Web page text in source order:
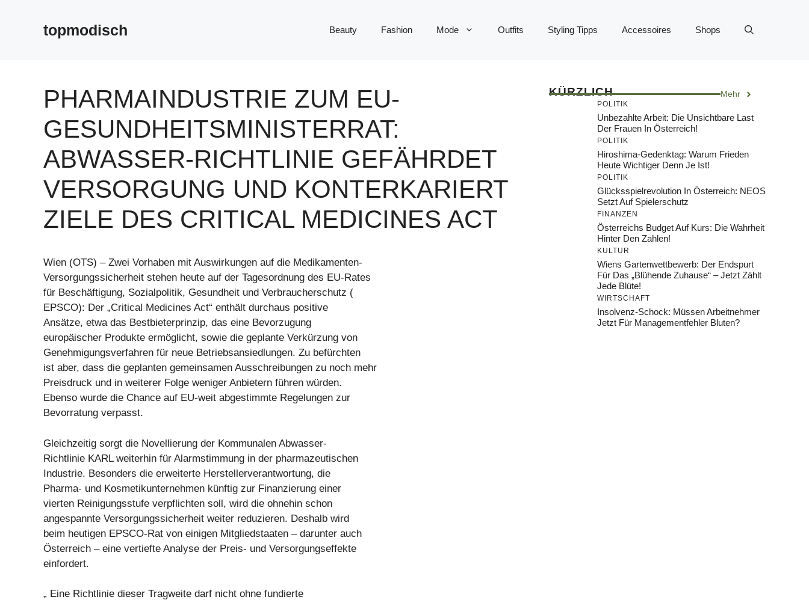
topmodisch Beauty Fashion Mode Outfits Styling Tipps Accessoires Shops
PHARMAINDUSTRIE ZUM EU-
GESUNDHEITSMINISTERRAT:
ABWASSER-RICHTLINIE GEFÄHRDET
VERSORGUNG UND KONTERKARIERT
ZIELE DES CRITICAL MEDICINES ACT
Wien (OTS) – Zwei Vorhaben mit Auswirkungen auf die Medikamenten-
Versorgungssicherheit stehen heute auf der Tagesordnung des EU-Rates
für Beschäftigung, Sozialpolitik, Gesundheit und Verbraucherschutz (
EPSCO): Der „Critical Medicines Act“ enthält durchaus positive
Ansätze, etwa das Bestbieterprinzip, das eine Bevorzugung
europäischer Produkte ermöglicht, sowie die geplante Verkürzung von
Genehmigungsverfahren für neue Betriebsansiedlungen. Zu befürchten
ist aber, dass die geplanten gemeinsamen Ausschreibungen zu noch mehr
Preisdruck und in weiterer Folge weniger Anbietern führen würden.
Ebenso wurde die Chance auf EU-weit abgestimmte Regelungen zur
Bevorratung verpasst.
Gleichzeitig sorgt die Novellierung der Kommunalen Abwasser-
Richtlinie KARL weiterhin für Alarmstimmung in der pharmazeutischen
Industrie. Besonders die erweiterte Herstellerverantwortung, die
Pharma- und Kosmetikunternehmen künftig zur Finanzierung einer
vierten Reinigungsstufe verpflichten soll, wird die ohnehin schon
angespannte Versorgungssicherheit weiter reduzieren. Deshalb wird
beim heutigen EPSCO-Rat von einigen Mitgliedstaaten – darunter auch
Österreich – eine vertiefte Analyse der Preis- und Versorgungseffekte
einfordert.
„ Eine Richtlinie dieser Tragweite darf nicht ohne fundierte
KÜRZLICH Mehr
POLITIK
Unbezahlte Arbeit: Die Unsichtbare Last
Der Frauen In Österreich!
POLITIK
Hiroshima-Gedenktag: Warum Frieden
Heute Wichtiger Denn Je Ist!
POLITIK
Glücksspielrevolution In Österreich: NEOS
Setzt Auf Spielerschutz
FINANZEN
Österreichs Budget Auf Kurs: Die Wahrheit
Hinter Den Zahlen!
KULTUR
Wiens Gartenwettbewerb: Der Endspurt
Für Das „Blühende Zuhause“ – Jetzt Zählt
Jede Blüte!
WIRTSCHAFT
Insolvenz-Schock: Müssen Arbeitnehmer
Jetzt Für Managementfehler Bluten?